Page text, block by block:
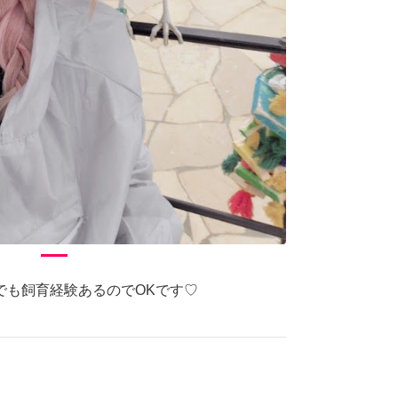
も飼育経験あるのでOKです♡